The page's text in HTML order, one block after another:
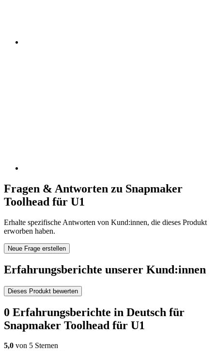
Fragen & Antworten zu Snapmaker
Toolhead für U1
Erhalte spezifische Antworten von Kund:innen, die dieses Produkt
erworben haben.
Neue Frage erstellen
Erfahrungsberichte unserer Kund:innen
Dieses Produkt bewerten
0 Erfahrungsberichte in Deutsch für
Snapmaker Toolhead für U1
5,0 von 5 Sternen